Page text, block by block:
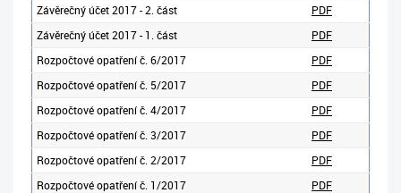
Závěrečný účet 2017 - 2. část
PDF
Závěrečný účet 2017 - 1. část
PDF
Rozpočtové opatření č. 6/2017
PDF
Rozpočtové opatření č. 5/2017
PDF
Rozpočtové opatření č. 4/2017
PDF
Rozpočtové opatření č. 3/2017
PDF
Rozpočtové opatření č. 2/2017
PDF
Rozpočtové opatření č. 1/2017
PDF